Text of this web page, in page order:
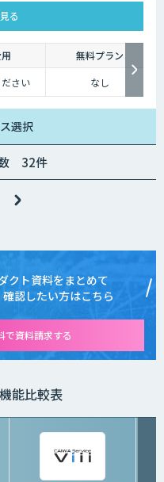
る
無料プラン
さい なし
選択
数 32件
クト資料をまとめて
確認したい方はこちら
で資料請求する
能比較表